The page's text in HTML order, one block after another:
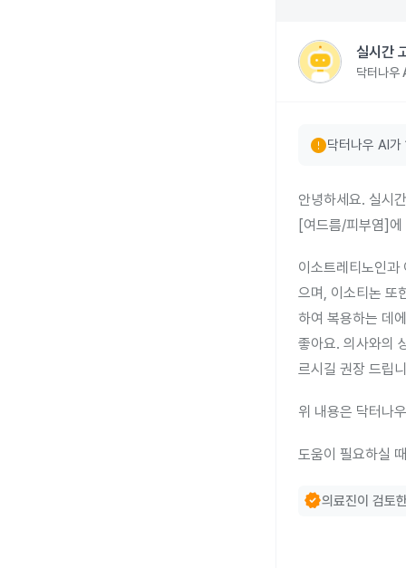
실시간
닥터나우
error닥터나우 AI
안녕하세요. 실시
[여드름/피부염]에
이소트레티노인과
으며, 이소티논 또
하여 복용하는 데
좋아요. 의사와의
르시길 권장 드립
위 내용은 닥터나
도움이 필요하실
verified의료진이 검토